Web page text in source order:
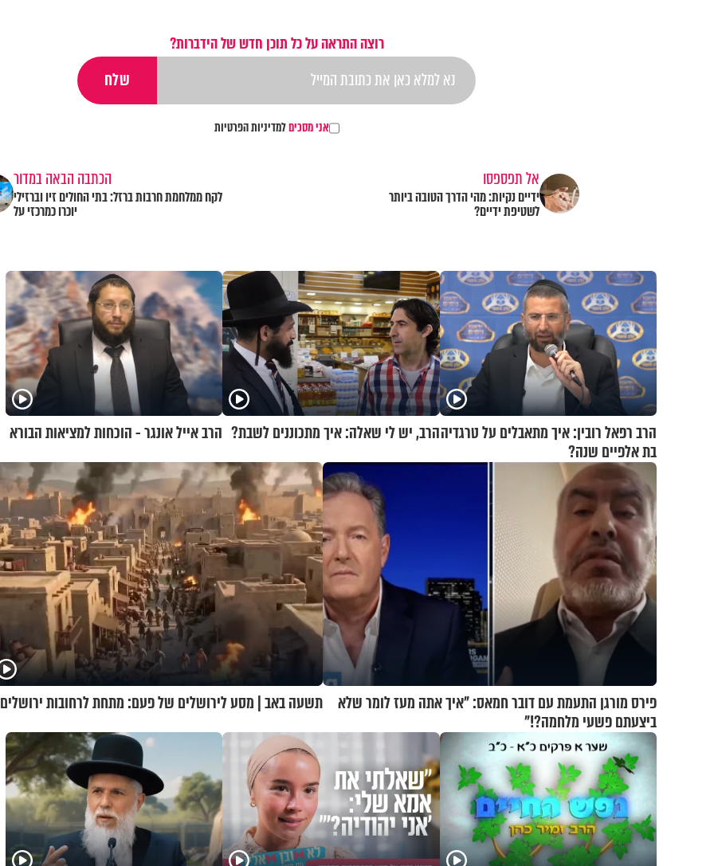
רוצה התראה על כל תוכן חדש של הידברות?
אני מסכיםלמדיניות הפרטיות
אל תפספסו
ידיים נקיות: מהי הדרך הטובה ביותר
לשטיפת ידיים?
הכתבה הבאה במדור
לקח ממלחמת חרבות ברזל: בתי החולים זיו וברזילי
יוכרו כמרכזי על
הרב רפאל רובין: איך מתאבלים על טרגדיה
בת אלפיים שנה?
הרב, יש לי שאלה: איך מתכוננים לשבת? הרב אייל אונגר - הוכחות למציאות הבורא
פירס מורגן התעמת עם דובר חמאס: "איך אתה מעז לומר שלא
ביצעתם פשעי מלחמה?!"
תשעה באב | מסע לירושלים של פעם: מתחת לרחובות ירושלים